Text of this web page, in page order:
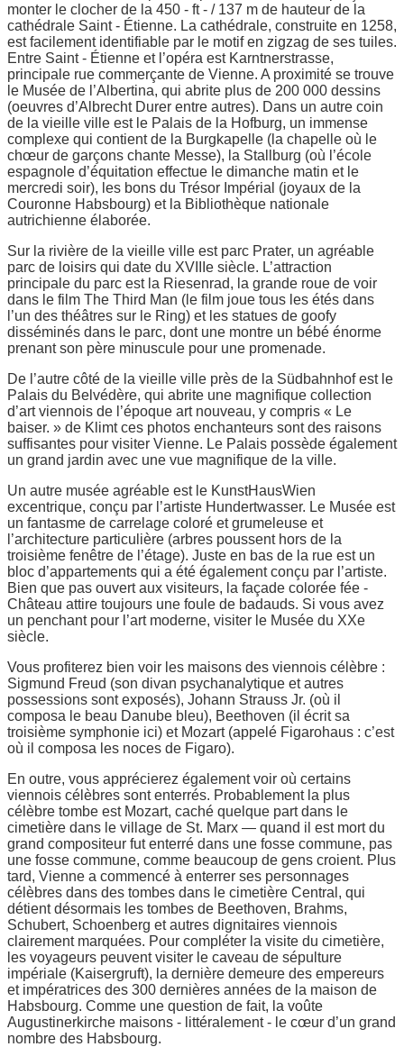
monter le clocher de la 450 - ft - / 137 m de hauteur de la
cathédrale Saint - Étienne. La cathédrale, construite en 1258,
est facilement identifiable par le motif en zigzag de ses tuiles.
Entre Saint - Étienne et l’opéra est Karntnerstrasse,
principale rue commerçante de Vienne. A proximité se trouve
le Musée de l’Albertina, qui abrite plus de 200 000 dessins
(oeuvres d’Albrecht Durer entre autres). Dans un autre coin
de la vieille ville est le Palais de la Hofburg, un immense
complexe qui contient de la Burgkapelle (la chapelle où le
chœur de garçons chante Messe), la Stallburg (où l’école
espagnole d’équitation effectue le dimanche matin et le
mercredi soir), les bons du Trésor Impérial (joyaux de la
Couronne Habsbourg) et la Bibliothèque nationale
autrichienne élaborée.
Sur la rivière de la vieille ville est parc Prater, un agréable
parc de loisirs qui date du XVIIIe siècle. L’attraction
principale du parc est la Riesenrad, la grande roue de voir
dans le film The Third Man (le film joue tous les étés dans
l’un des théâtres sur le Ring) et les statues de goofy
disséminés dans le parc, dont une montre un bébé énorme
prenant son père minuscule pour une promenade.
De l’autre côté de la vieille ville près de la Südbahnhof est le
Palais du Belvédère, qui abrite une magnifique collection
d’art viennois de l’époque art nouveau, y compris « Le
baiser. » de Klimt ces photos enchanteurs sont des raisons
suffisantes pour visiter Vienne. Le Palais possède également
un grand jardin avec une vue magnifique de la ville.
Un autre musée agréable est le KunstHausWien
excentrique, conçu par l’artiste Hundertwasser. Le Musée est
un fantasme de carrelage coloré et grumeleuse et
l’architecture particulière (arbres poussent hors de la
troisième fenêtre de l’étage). Juste en bas de la rue est un
bloc d’appartements qui a été également conçu par l’artiste.
Bien que pas ouvert aux visiteurs, la façade colorée fée -
Château attire toujours une foule de badauds. Si vous avez
un penchant pour l’art moderne, visiter le Musée du XXe
siècle.
Vous profiterez bien voir les maisons des viennois célèbre :
Sigmund Freud (son divan psychanalytique et autres
possessions sont exposés), Johann Strauss Jr. (où il
composa le beau Danube bleu), Beethoven (il écrit sa
troisième symphonie ici) et Mozart (appelé Figarohaus : c’est
où il composa les noces de Figaro).
En outre, vous apprécierez également voir où certains
viennois célèbres sont enterrés. Probablement la plus
célèbre tombe est Mozart, caché quelque part dans le
cimetière dans le village de St. Marx — quand il est mort du
grand compositeur fut enterré dans une fosse commune, pas
une fosse commune, comme beaucoup de gens croient. Plus
tard, Vienne a commencé à enterrer ses personnages
célèbres dans des tombes dans le cimetière Central, qui
détient désormais les tombes de Beethoven, Brahms,
Schubert, Schoenberg et autres dignitaires viennois
clairement marquées. Pour compléter la visite du cimetière,
les voyageurs peuvent visiter le caveau de sépulture
impériale (Kaisergruft), la dernière demeure des empereurs
et impératrices des 300 dernières années de la maison de
Habsbourg. Comme une question de fait, la voûte
Augustinerkirche maisons - littéralement - le cœur d’un grand
nombre des Habsbourg.